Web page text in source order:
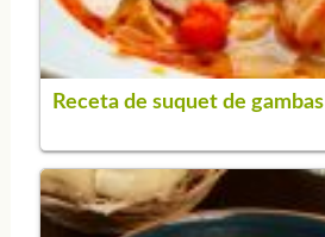
Receta de suquet de gambas